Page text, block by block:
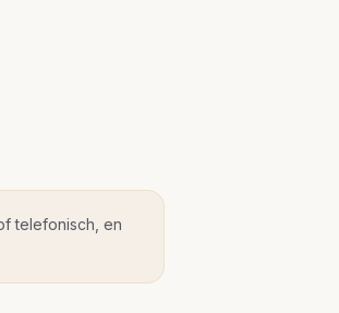
telefonisch, en